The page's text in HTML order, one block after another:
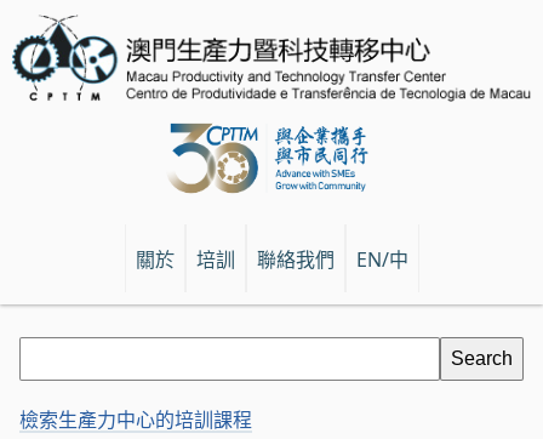
關於 培訓 聯絡我們 EN/中
檢索生產力中心的培訓課程